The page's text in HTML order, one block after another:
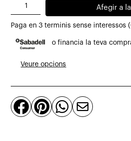
era:
7,70€.
és:
3,85€.
quantitat
Ganxo
amb
5
cm
Afegir a
Paga en 3 terminis sense interessos
o financia la teva
Veure opcions
   